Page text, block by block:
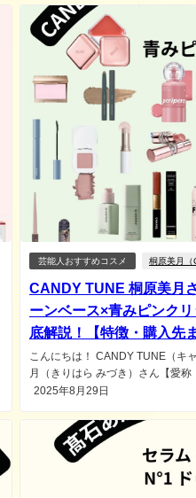
芸能人おすすめコスメ 桐原美月（
CANDY TUNE 桐原美月
ーンベース×青みピンク
底解説！【特徴・購入先
こんにちは！ CANDY TUNE（キ
月（きりはら みづき）さん【愛称
2025年8月29日